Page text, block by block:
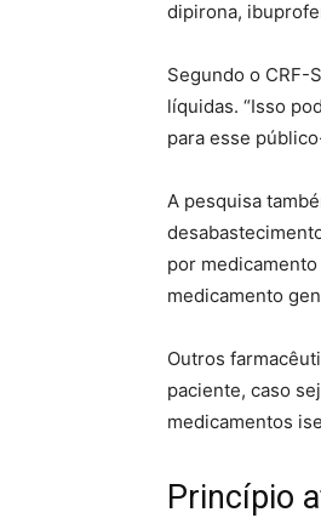
dipirona,
Segundo o CRF-
líquidas. “Isso
para esse
A pesquisa
por
medicamento
Outros
paciente, caso
medicamentos
Princípio